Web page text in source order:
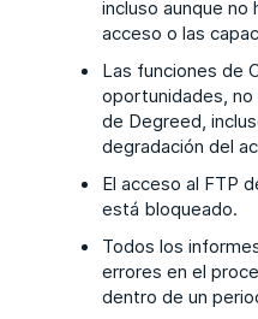
incluso aunque no
acceso o las
Las funciones de
oportunidades,
de Degreed,
degradación del
El acceso al FTP
está bloqueado.
Todos los
errores en el
dentro de un